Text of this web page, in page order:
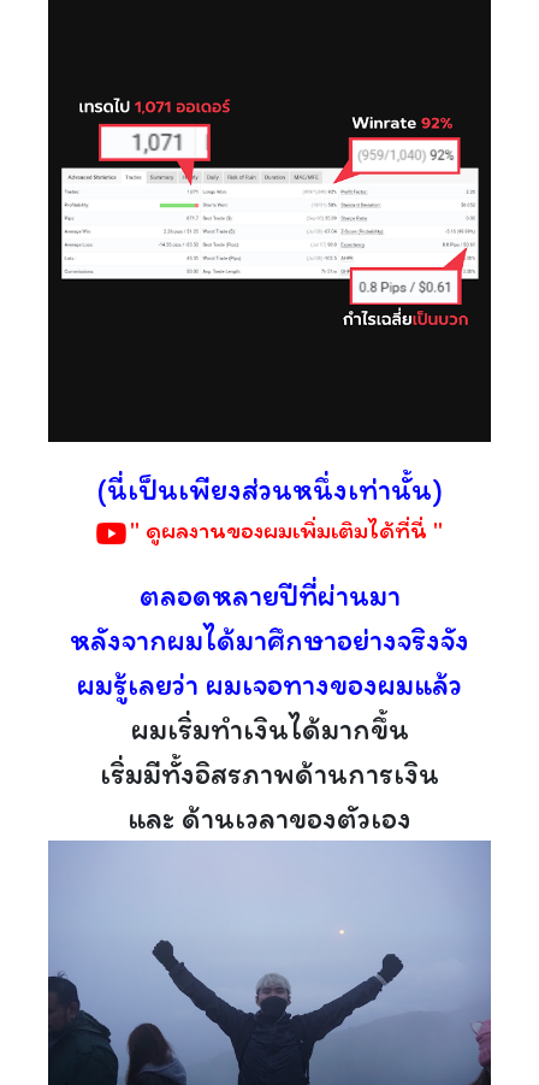
(นี่เป็นเพียงส่วนหนึ่งเท่านั้น)
" ดูผลงานของผมเพิ่มเติมได้ที่นี่ "
ตลอดหลายปีที่ผ่านมา
หลังจากผมได้มาศึกษาอย่างจริงจัง
ผมรู้เลยว่า ผมเจอทางของผมแล้ว
ผมเริ่มทำเงินได้มากขึ้น
เริ่มมีทั้งอิสรภาพด้านการเงิน
และ ด้านเวลาของตัวเอง